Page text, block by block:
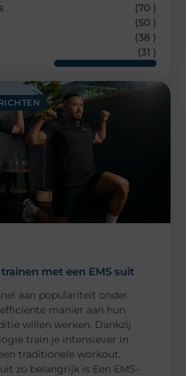
met een EMS suit
aan populariteit onder
manier aan hun
willen werken. Dankzij
train je intensiever in
traditionele workout.
zo belangrijk is Een EMS-
(70 )
(50 )
(38 )
(31 )